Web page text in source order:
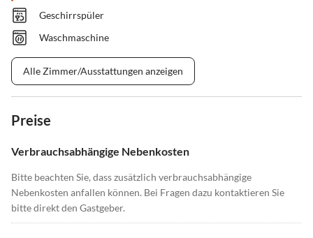
Geschirrspüler
Waschmaschine
Alle Zimmer/Ausstattungen anzeigen
Preise
Verbrauchsabhängige Nebenkosten
Bitte beachten Sie, dass zusätzlich verbrauchsabhängige
Nebenkosten anfallen können. Bei Fragen dazu kontaktieren Sie
bitte direkt den Gastgeber.